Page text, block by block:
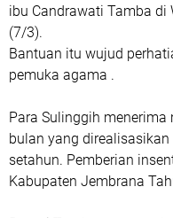
ibu Candrawati Tamba di
(7/3).
Bantuan itu wujud
pemuka agama .
Para Sulinggih
bulan yang
setahun. Pemberian
Kabupaten Jembrana